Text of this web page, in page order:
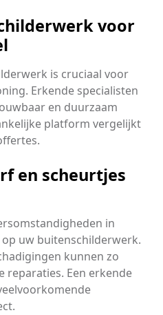
voor
is cruciaal voor
Erkende specialisten
en duurzaam
platform vergelijkt
en scheurtjes
in
uw buitenschilderwerk.
kunnen zo
Een erkende